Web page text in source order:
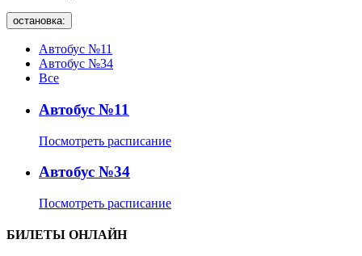
остановка:
Автобус №11
Автобус №34
Все
Автобус №11
Посмотреть расписание
Автобус №34
Посмотреть расписание
БИЛЕТЫ ОНЛАЙН